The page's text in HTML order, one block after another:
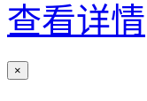
查看详情
×